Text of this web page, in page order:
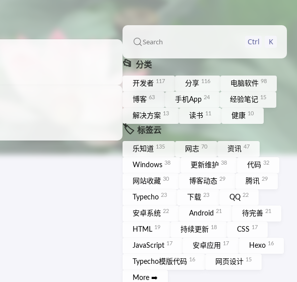
Search Ctrl K
📂 分类
开发者 117 分享 116 电脑软件 98
博客 63 手机App 24 经验笔记 15
解决方案 13 读书 11 健康 10
🏷️ 标签云
乐知道 135 网志 70 资讯 47
Windows 38 更新维护 38 代码 32
网站收藏 30 博客动态 29 腾讯 29
Typecho 23 下载 23 QQ 22
安卓系统 22 Android 21 待完善 21
HTML 19 持续更新 18 CSS 17
JavaScript 17 安卓应用 17 Hexo 16
Typecho模版代码 16 网页设计 15
More ➡️